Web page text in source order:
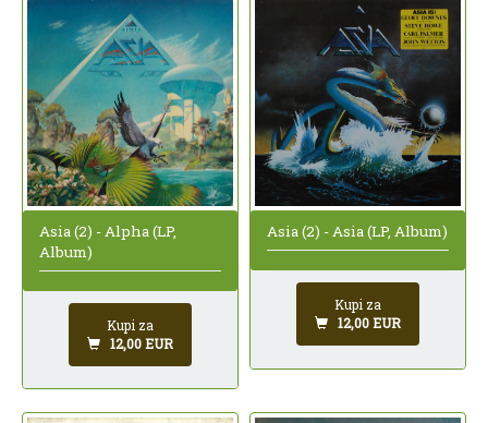
Asia (2) - Alpha (LP,
Album)
Kupi za
12,00 EUR
Asia (2) - Asia (LP, Album)
Kupi za
12,00 EUR